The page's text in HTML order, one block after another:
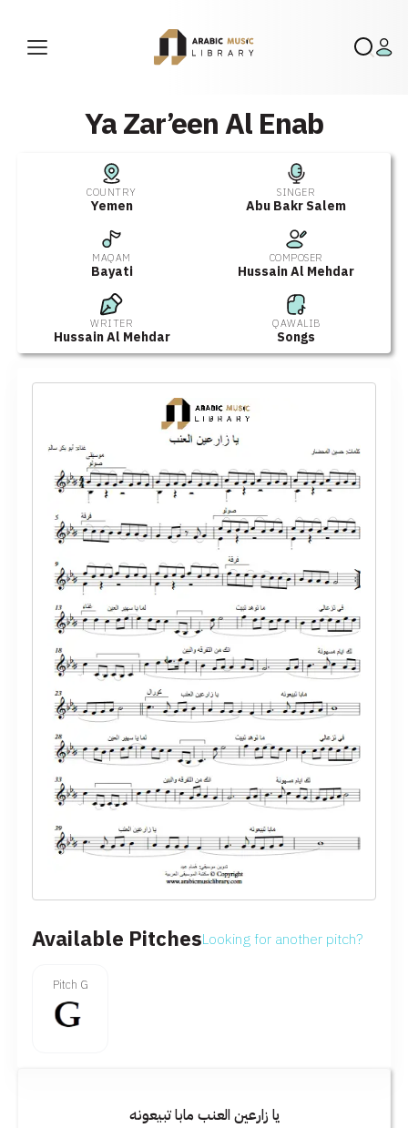
Ya Zar’een Al Enab
COUNTRY
Yemen
SINGER
Abu Bakr Salem
MAQAM
Bayati
COMPOSER
Hussain Al Mehdar
WRITER
Hussain Al Mehdar
QAWALIB
Songs
Available PitchesLooking for another pitch?
Pitch G
يا زارعين العنب مابا تبيعونه